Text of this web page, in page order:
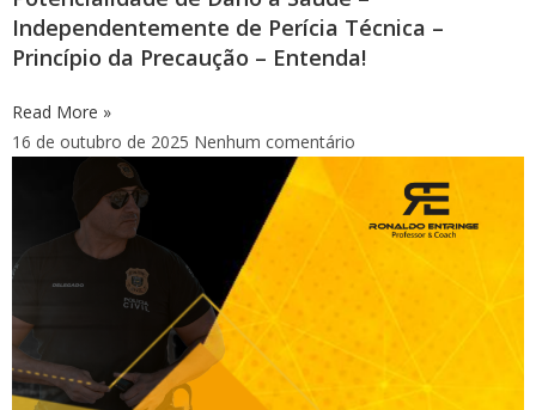
Independentemente de Perícia Técnica –
Princípio da Precaução – Entenda!
Read More »
16 de outubro de 2025 Nenhum comentário